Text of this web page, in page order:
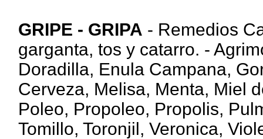
GRIPE - GRIPA - Remedios
garganta, tos y catarro. -
Doradilla, Enula Campana,
Cerveza, Melisa, Menta, Miel
Poleo, Propoleo, Propolis,
Tomillo, Toronjil, Veronica,